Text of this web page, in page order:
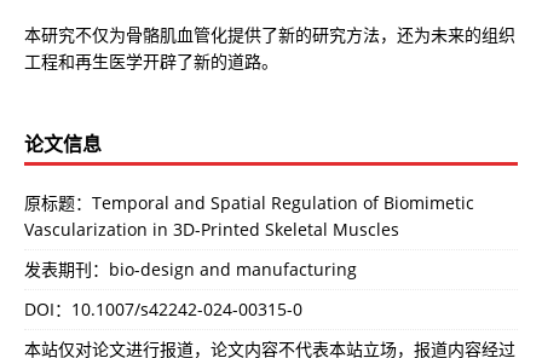
本研究不仅为骨骼肌血管化提供了新的研究方法，还为未来的组织
工程和再生医学开辟了新的道路。
论文信息
原标题：Temporal and Spatial Regulation of Biomimetic
Vascularization in 3D-Printed Skeletal Muscles
发表期刊：bio-design and manufacturing
DOI： 10.1007/s42242-024-00315-0
本站仅对论文进行报道，论文内容不代表本站立场，报道内容经过